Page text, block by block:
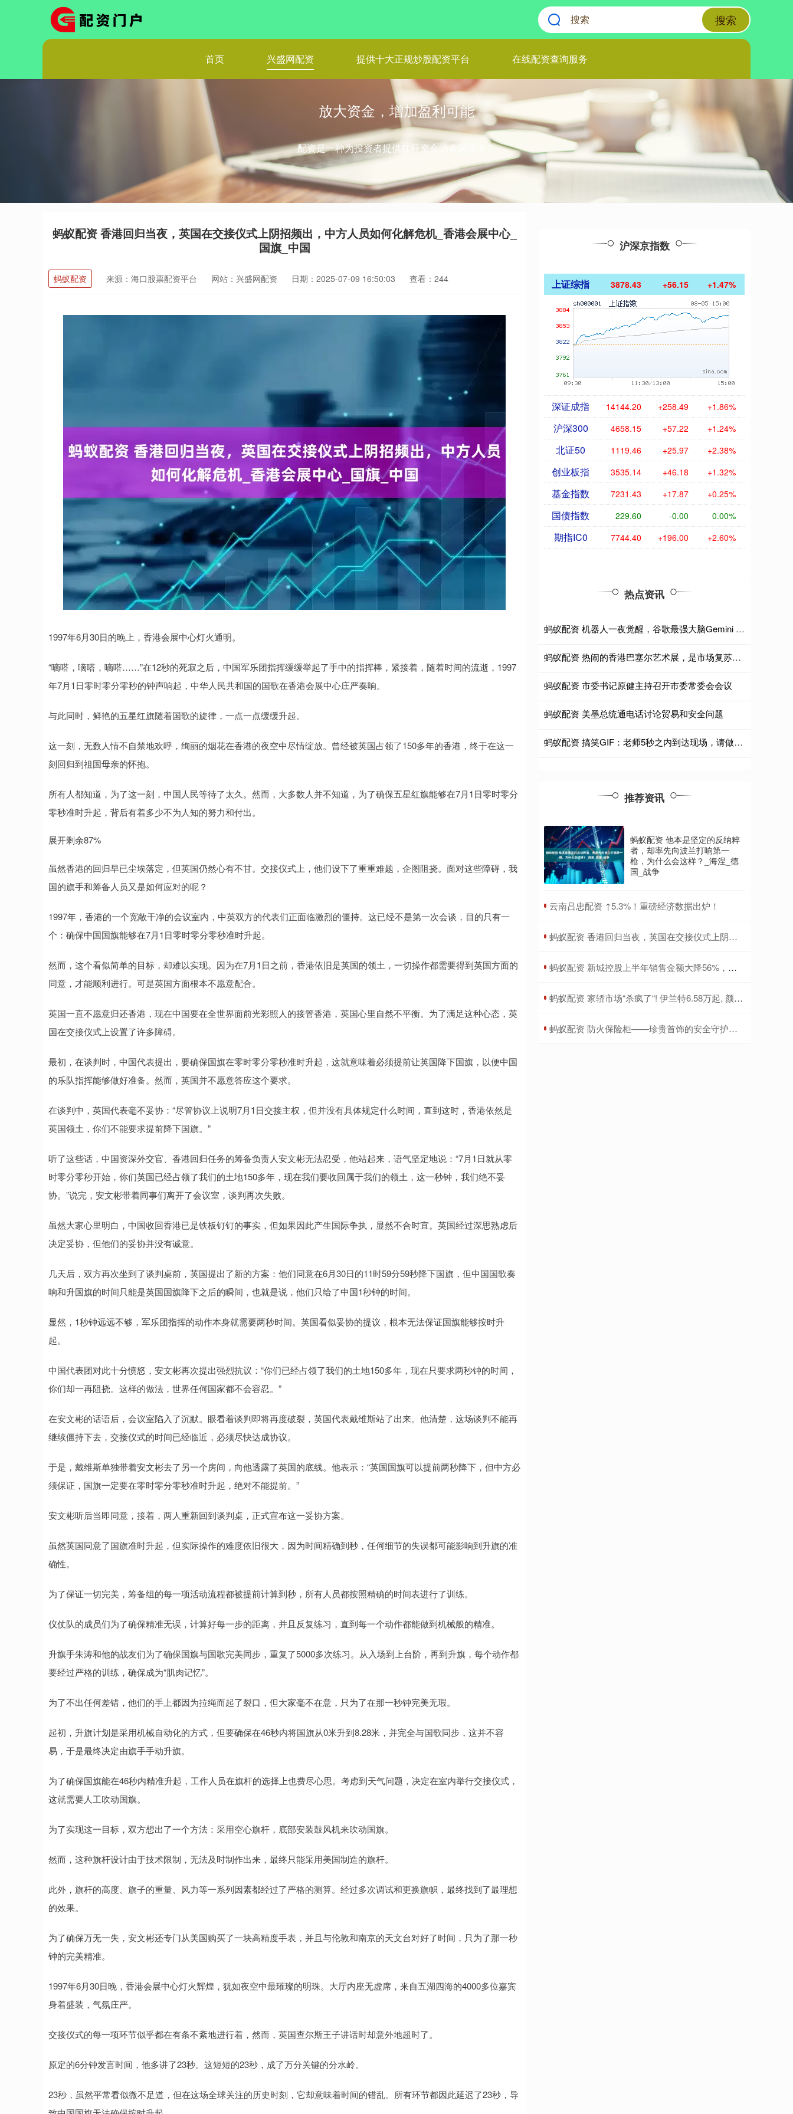
搜索
首页 兴盛网配资 提供十大正规炒股配资平台 在线配资查询服务
放大资金，增加盈利可能
配资是一种为投资者提供杠杆资金的金融服务！
蚂蚁配资 香港回归当夜，英国在交接仪式上阴招频出，中方人员如何化解危机_香港会展中心_
国旗_中国
蚂蚁配资 来源：海口股票配资平台 网站：兴盛网配资 日期：2025-07-09 16:50:03 查看：244
1997年6月30日的晚上，香港会展中心灯火通明。
“嘀嗒，嘀嗒，嘀嗒……”在12秒的死寂之后，中国军乐团指挥缓缓举起了手中的指挥棒，紧接着，随着时间的流逝，1997
年7月1日零时零分零秒的钟声响起，中华人民共和国的国歌在香港会展中心庄严奏响。
与此同时，鲜艳的五星红旗随着国歌的旋律，一点一点缓缓升起。
这一刻，无数人情不自禁地欢呼，绚丽的烟花在香港的夜空中尽情绽放。曾经被英国占领了150多年的香港，终于在这一
刻回归到祖国母亲的怀抱。
所有人都知道，为了这一刻，中国人民等待了太久。然而，大多数人并不知道，为了确保五星红旗能够在7月1日零时零分
零秒准时升起，背后有着多少不为人知的努力和付出。
展开剩余87%
虽然香港的回归早已尘埃落定，但英国仍然心有不甘。交接仪式上，他们设下了重重难题，企图阻挠。面对这些障碍，我
国的旗手和筹备人员又是如何应对的呢？
1997年，香港的一个宽敞干净的会议室内，中英双方的代表们正面临激烈的僵持。这已经不是第一次会谈，目的只有一
个：确保中国国旗能够在7月1日零时零分零秒准时升起。
然而，这个看似简单的目标，却难以实现。因为在7月1日之前，香港依旧是英国的领土，一切操作都需要得到英国方面的
同意，才能顺利进行。可是英国方面根本不愿意配合。
英国一直不愿意归还香港，现在中国要在全世界面前光彩照人的接管香港，英国心里自然不平衡。为了满足这种心态，英
国在交接仪式上设置了许多障碍。
最初，在谈判时，中国代表提出，要确保国旗在零时零分零秒准时升起，这就意味着必须提前让英国降下国旗，以便中国
的乐队指挥能够做好准备。然而，英国并不愿意答应这个要求。
在谈判中，英国代表毫不妥协：“尽管协议上说明7月1日交接主权，但并没有具体规定什么时间，直到这时，香港依然是
英国领土，你们不能要求提前降下国旗。”
听了这些话，中国资深外交官、香港回归任务的筹备负责人安文彬无法忍受，他站起来，语气坚定地说：“7月1日就从零
时零分零秒开始，你们英国已经占领了我们的土地150多年，现在我们要收回属于我们的领土，这一秒钟，我们绝不妥
协。”说完，安文彬带着同事们离开了会议室，谈判再次失败。
虽然大家心里明白，中国收回香港已是铁板钉钉的事实，但如果因此产生国际争执，显然不合时宜。英国经过深思熟虑后
决定妥协，但他们的妥协并没有诚意。
几天后，双方再次坐到了谈判桌前，英国提出了新的方案：他们同意在6月30日的11时59分59秒降下国旗，但中国国歌奏
响和升国旗的时间只能是英国国旗降下之后的瞬间，也就是说，他们只给了中国1秒钟的时间。
显然，1秒钟远远不够，军乐团指挥的动作本身就需要两秒时间。英国看似妥协的提议，根本无法保证国旗能够按时升
起。
中国代表团对此十分愤怒，安文彬再次提出强烈抗议：“你们已经占领了我们的土地150多年，现在只要求两秒钟的时间，
你们却一再阻挠。这样的做法，世界任何国家都不会容忍。”
在安文彬的话语后，会议室陷入了沉默。眼看着谈判即将再度破裂，英国代表戴维斯站了出来。他清楚，这场谈判不能再
继续僵持下去，交接仪式的时间已经临近，必须尽快达成协议。
于是，戴维斯单独带着安文彬去了另一个房间，向他透露了英国的底线。他表示：“英国国旗可以提前两秒降下，但中方必
须保证，国旗一定要在零时零分零秒准时升起，绝对不能提前。”
安文彬听后当即同意，接着，两人重新回到谈判桌，正式宣布这一妥协方案。
虽然英国同意了国旗准时升起，但实际操作的难度依旧很大，因为时间精确到秒，任何细节的失误都可能影响到升旗的准
确性。
为了保证一切完美，筹备组的每一项活动流程都被提前计算到秒，所有人员都按照精确的时间表进行了训练。
仪仗队的成员们为了确保精准无误，计算好每一步的距离，并且反复练习，直到每一个动作都能做到机械般的精准。
升旗手朱涛和他的战友们为了确保国旗与国歌完美同步，重复了5000多次练习。从入场到上台阶，再到升旗，每个动作都
要经过严格的训练，确保成为“肌肉记忆”。
为了不出任何差错，他们的手上都因为拉绳而起了裂口，但大家毫不在意，只为了在那一秒钟完美无瑕。
起初，升旗计划是采用机械自动化的方式，但要确保在46秒内将国旗从0米升到8.28米，并完全与国歌同步，这并不容
易，于是最终决定由旗手手动升旗。
为了确保国旗能在46秒内精准升起，工作人员在旗杆的选择上也费尽心思。考虑到天气问题，决定在室内举行交接仪式，
这就需要人工吹动国旗。
为了实现这一目标，双方想出了一个方法：采用空心旗杆，底部安装鼓风机来吹动国旗。
然而，这种旗杆设计由于技术限制，无法及时制作出来，最终只能采用美国制造的旗杆。
此外，旗杆的高度、旗子的重量、风力等一系列因素都经过了严格的测算。经过多次调试和更换旗帜，最终找到了最理想
的效果。
为了确保万无一失，安文彬还专门从美国购买了一块高精度手表，并且与伦敦和南京的天文台对好了时间，只为了那一秒
钟的完美精准。
1997年6月30日晚，香港会展中心灯火辉煌，犹如夜空中最璀璨的明珠。大厅内座无虚席，来自五湖四海的4000多位嘉宾
身着盛装，气氛庄严。
交接仪式的每一项环节似乎都在有条不紊地进行着，然而，英国查尔斯王子讲话时却意外地超时了。
原定的6分钟发言时间，他多讲了23秒。这短短的23秒，成了万分关键的分水岭。
23秒，虽然平常看似微不足道，但在这场全球关注的历史时刻，它却意味着时间的错乱。所有环节都因此延迟了23秒，导
沪深京指数
上证综指 3878.43 +56.15 +1.47%
深证成指 14144.20 +258.49 +1.86%
沪深300 4658.15 +57.22 +1.24%
北证50 1119.46 +25.97 +2.38%
创业板指 3535.14 +46.18 +1.32%
基金指数 7231.43 +17.87 +0.25%
国债指数 229.60 -0.00 0.00%
期指IC0 7744.40 +196.00 +2.60%
热点资讯
蚂蚁配资 机器人一夜觉醒，谷歌最强大脑Gemini Robotics 2上线了
蚂蚁配资 热闹的香港巴塞尔艺术展，是市场复苏的先兆吗
蚂蚁配资 市委书记原健主持召开市委常委会会议
蚂蚁配资 美墨总统通电话讨论贸易和安全问题
蚂蚁配资 搞笑GIF：老师5秒之内到达现场，请做好准备!
推荐资讯
蚂蚁配资 他本是坚定的反纳粹
者，却率先向波兰打响第一
枪，为什么会这样？_海涅_德
国_战争
​云南吕忠配资 ↑5.3%！重磅经济数据出炉！
​蚂蚁配资 香港回归当夜，英国在交接仪式上阴招频出，中方人员如何化解危机_香港会展中心_国旗_中国
​蚂蚁配资 新城控股上半年销售金额大降56%，拟推ABS“补血”还债，年报连续被出具非标意见
​蚂蚁配资 家轿市场“杀疯了“! 伊兰特6.58万起, 颜值高配置足, 竞争日产轩逸
​蚂蚁配资 防火保险柜——珍贵首饰的安全守护者_火灾_威胁_时刻